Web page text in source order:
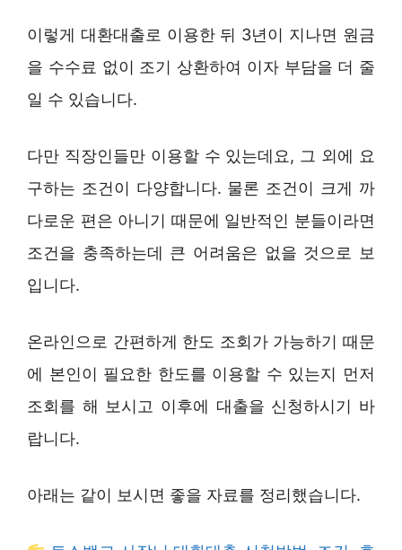
이렇게 대환대출로 이용한 뒤 3년이 지나면 원금
을 수수료 없이 조기 상환하여 이자 부담을 더 줄
일 수 있습니다.
다만 직장인들만 이용할 수 있는데요, 그 외에 요
구하는 조건이 다양합니다. 물론 조건이 크게 까
다로운 편은 아니기 때문에 일반적인 분들이라면
조건을 충족하는데 큰 어려움은 없을 것으로 보
입니다.
온라인으로 간편하게 한도 조회가 가능하기 때문
에 본인이 필요한 한도를 이용할 수 있는지 먼저
조회를 해 보시고 이후에 대출을 신청하시기 바
랍니다.
아래는 같이 보시면 좋을 자료를 정리했습니다.